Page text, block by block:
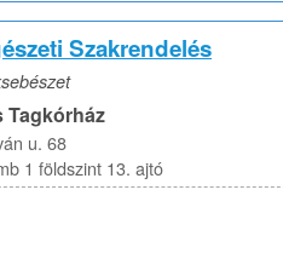
Szakrendelés
Tagkórház
u. 68
1 földszint 13. ajtó